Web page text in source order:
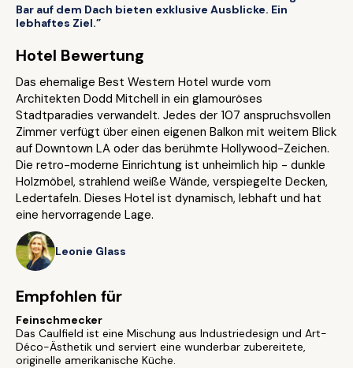
Bar auf dem Dach bieten exklusive Ausblicke. Ein
lebhaftes Ziel.”
Hotel Bewertung
Das ehemalige Best Western Hotel wurde vom
Architekten Dodd Mitchell in ein glamouröses
Stadtparadies verwandelt. Jedes der 107 anspruchsvollen
Zimmer verfügt über einen eigenen Balkon mit weitem Blick
auf Downtown LA oder das berühmte Hollywood-Zeichen.
Die retro-moderne Einrichtung ist unheimlich hip - dunkle
Holzmöbel, strahlend weiße Wände, verspiegelte Decken,
Ledertafeln. Dieses Hotel ist dynamisch, lebhaft und hat
eine hervorragende Lage.
Leonie Glass
Empfohlen für
Feinschmecker
Das Caulfield ist eine Mischung aus Industriedesign und Art-
Déco-Ästhetik und serviert eine wunderbar zubereitete,
originelle amerikanische Küche.